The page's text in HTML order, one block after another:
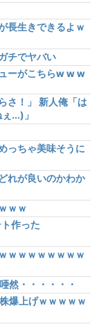
長生きできるよｗ
チでヤバい
ーがこちらw w w
さ！」 新人俺「は
...)」
っちゃ美味そうに
れが良いのかわか
ｗｗ
作った
ｗｗｗｗｗｗｗｗ
然・・・・・・
爆上げｗｗｗｗｗ